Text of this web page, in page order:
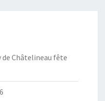
de Châtelineau fête